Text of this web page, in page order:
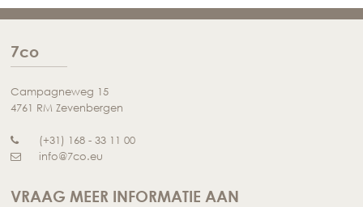
7co
Campagneweg 15
4761 RM Zevenbergen
(+31) 168 - 33 11 00
info@7co.eu
VRAAG MEER INFORMATIE AAN